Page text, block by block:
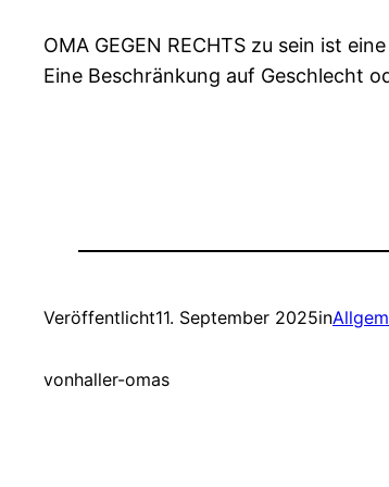
OMA GEGEN RECHTS zu sein ist
Eine Beschränkung auf Geschlecht
Veröffentlicht11. September 2025in
vonhaller-omas